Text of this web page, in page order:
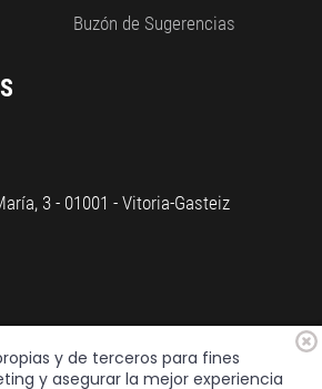
Buzón de Sugerencias
3 - 01001 - Vitoria-Gasteiz
- 01001 - Vitoria-Gasteiz
y de terceros para fines
y asegurar la mejor experiencia